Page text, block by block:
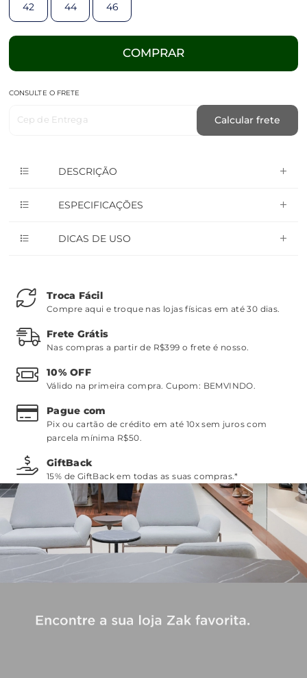
42 44 46
COMPRAR
CONSULTE O FRETE
Cep de Entrega Calcular frete
DESCRIÇÃO
ESPECIFICAÇÕES
DICAS DE USO
Troca Fácil
Compre aqui e troque nas lojas físicas em até 30 dias.
Frete Grátis
Nas compras a partir de R$399 o frete é nosso.
10% OFF
Válido na primeira compra. Cupom: BEMVINDO.
Pague com
Pix ou cartão de crédito em até 10x sem juros com
parcela mínima R$50.
GiftBack
15% de GiftBack em todas as suas compras.*